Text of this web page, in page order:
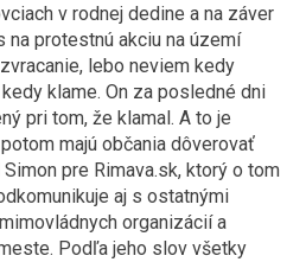
v rodnej dedine a na záver
na protestnú akciu na území
lebo neviem kedy
klame. On za posledné dni
pri tom, že klamal. A to je
majú občania dôverovať
pre Rimava.sk, ktorý o tom
aj s ostatnými
organizácií a
Podľa jeho slov všetky